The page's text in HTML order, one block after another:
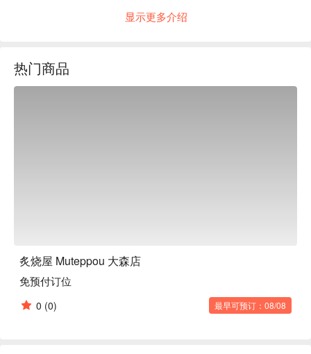
显示更多介绍
热门商品
炙烧屋 Muteppou 大森店
免预付订位
0 (0) 最早可预订：08/08